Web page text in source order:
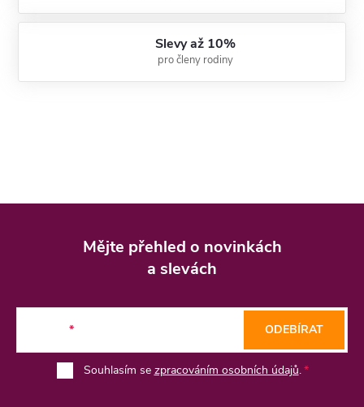
Slevy až 10%
pro členy rodiny
Mějte přehled o novinkách
a slevách
Souhlasím se zpracováním osobních údajů.
ODEBÍRAT